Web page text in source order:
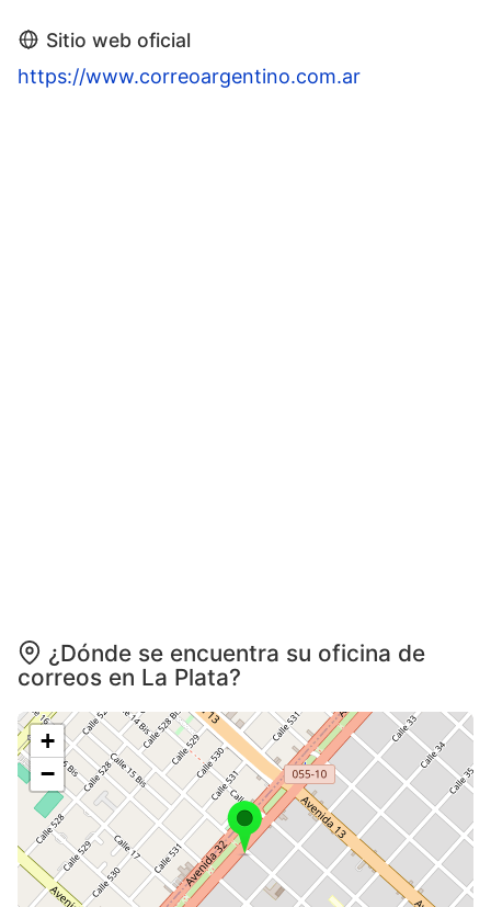
Sitio web oficial
https://www.correoargentino.com.ar
¿Dónde se encuentra su oficina de
correos en La Plata?
+
−